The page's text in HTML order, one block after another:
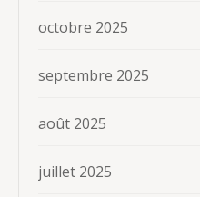
octobre 2025
septembre 2025
août 2025
juillet 2025